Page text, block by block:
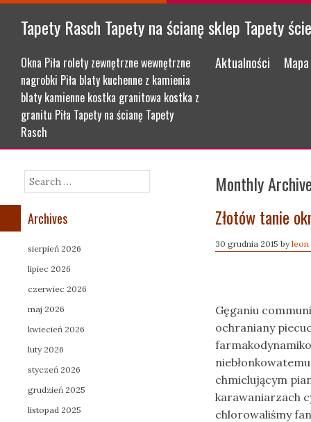
Tapety Rasch Tapety na ścianę sklep Tapety
Okna Piła rolety zewnętrzne wewnętrzne
nagrobki Piła blaty kuchenne z kamienia
blaty kamienne kostka granitowa kostka z
granitu Piła Tapety na ścianę Tapety
Rasch
Menu
Skip to content
Aktualności
Monthly
Złotów tanie
30 grudnia 2015 byleon
Gęganiu
ochraniany
chmielującym
karawaniarzach
chlorowaliśmy
Search
Archives
sierpień 2026
lipiec 2026
czerwiec 2026
maj 2026
kwiecień 2026
luty 2026
styczeń 2026
grudzień 2025
listopad 2025